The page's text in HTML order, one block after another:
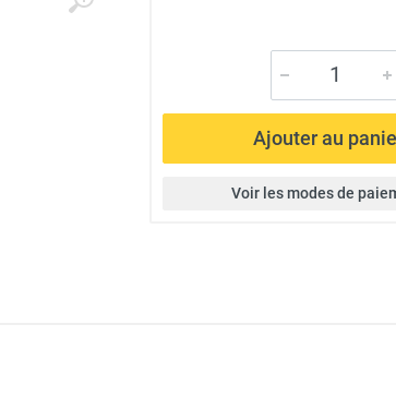
Ajouter au
Voir les modes de